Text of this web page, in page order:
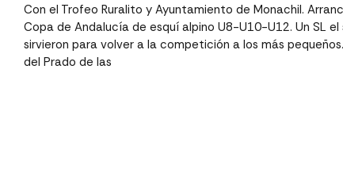
Con el Trofeo Ruralito y Ayuntamiento de Monachil.
Copa de Andalucía de esquí alpino U8-U10-U12. Un SL el
sirvieron para volver a la competición a los más
del Prado de las